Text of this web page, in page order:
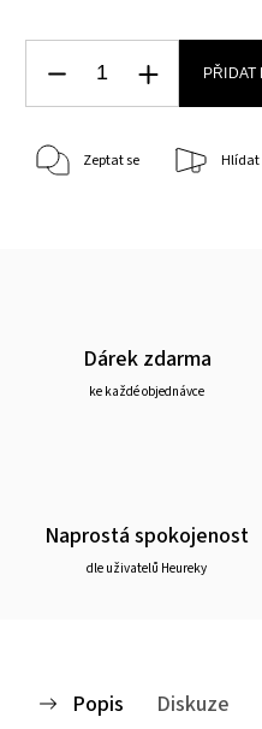
PŘIDAT
Zeptat se Hlídat
Dárek zdarma
ke každé objednávce
Naprostá spokojenost
dle uživatelů Heureky
Popis Diskuze